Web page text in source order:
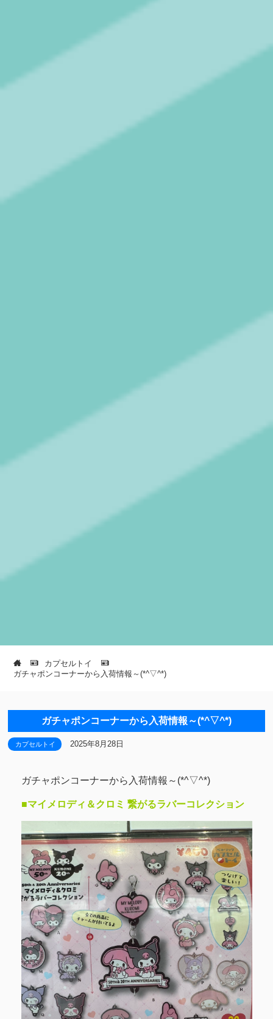
カプセルトイ
ガチャポンコーナーから入荷情報～(*^▽^*)
ガチャポンコーナーから入荷情報～(*^▽^*)
カプセルトイ 2025年8月28日
ガチャポンコーナーから入荷情報～(*^▽^*)
■マイメロディ＆クロミ 繋がるラバーコレクション